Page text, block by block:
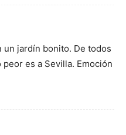
un jardín bonito. De todos
es a Sevilla. Emoción